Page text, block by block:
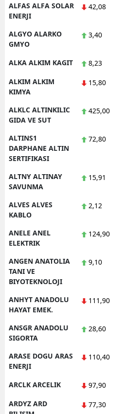
ALFAS ALFA SOLAR
ENERJI
42,08
ALGYO ALARKO
GMYO
3,40
ALKA ALKIM KAGIT 8,23
ALKIM ALKIM
KIMYA
15,80
ALKLC ALTINKILIC
GIDA VE SUT
425,00
ALTINS1
DARPHANE ALTIN
SERTIFIKASI
72,80
ALTNY ALTINAY
SAVUNMA
15,91
ALVES ALVES
KABLO
2,12
ANELE ANEL
ELEKTRIK
124,90
ANGEN ANATOLIA
TANI VE
BIYOTEKNOLOJI
9,10
ANHYT ANADOLU
HAYAT EMEK.
111,90
ANSGR ANADOLU
SIGORTA
28,60
ARASE DOGU ARAS
ENERJI
110,40
ARCLK ARCELIK 97,90
ARDYZ ARD
77,30